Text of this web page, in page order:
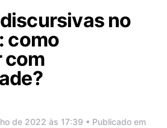
no
como
com
de 2022 às 17:39 • Publicado em